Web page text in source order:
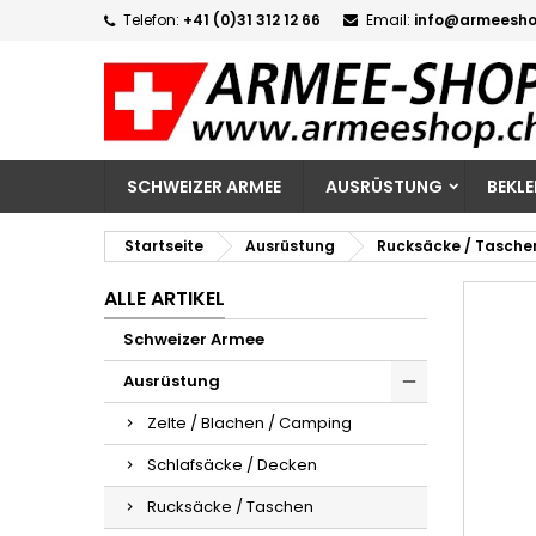
Telefon: +41 (0)31 312 12 66 Email:
SCHWEIZER ARMEE AUSRÜSTUNG
Startseite Ausrüstung Rucksäcke /
ALLE ARTIKEL
Schweizer Armee
Ausrüstung
Zelte / Blachen / Camping
Schlafsäcke / Decken
Rucksäcke / Taschen
add_circle_outline